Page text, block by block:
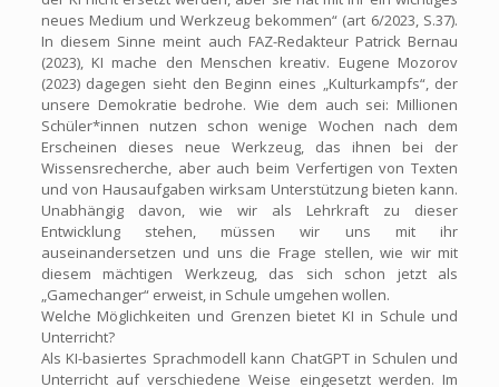
neues Medium und Werkzeug bekommen“ (art 6/2023, S.37).
In diesem Sinne meint auch FAZ-Redakteur Patrick Bernau
(2023), KI mache den Menschen kreativ. Eugene Mozorov
(2023) dagegen sieht den Beginn eines „Kulturkampfs“, der
unsere Demokratie bedrohe. Wie dem auch sei: Millionen
Schüler*innen nutzen schon wenige Wochen nach dem
Erscheinen dieses neue Werkzeug, das ihnen bei der
Wissensrecherche, aber auch beim Verfertigen von Texten
und von Hausaufgaben wirksam Unterstützung bieten kann.
Unabhängig davon, wie wir als Lehrkraft zu dieser
Entwicklung stehen, müssen wir uns mit ihr
auseinandersetzen und uns die Frage stellen, wie wir mit
diesem mächtigen Werkzeug, das sich schon jetzt als
„Gamechanger“ erweist, in Schule umgehen wollen.
Welche Möglichkeiten und Grenzen bietet KI in Schule und
Unterricht?
Als KI-basiertes Sprachmodell kann ChatGPT in Schulen und
Unterricht auf verschiedene Weise eingesetzt werden. Im